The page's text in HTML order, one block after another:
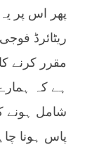
پھر اس پر
ریٹائرڈ
مقرر کرنے
ہے کہ
شامل ہونے
پاس ہونا